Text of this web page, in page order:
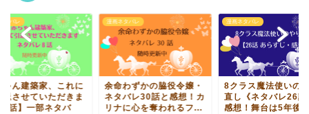
タバレ
ゃん建築家、これに
退させていただきま
8話】一部ネタバ
漫画ネタバレ
余命わずかの脇役令嬢・
ネタバレ30話と感想！カ
リナに心を奪われるフ...
漫画ネタバレ
8クラス魔法使いの
直し《ネタバレ26話
感想！舞台は5年後